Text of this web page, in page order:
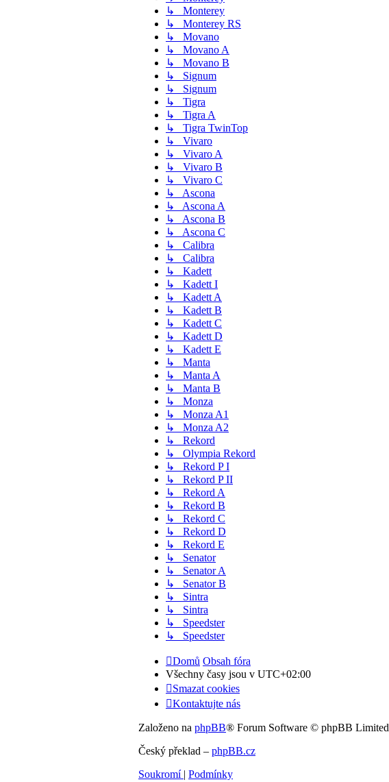
↳ Monterey
↳ Monterey RS
↳ Movano
↳ Movano A
↳ Movano B
↳ Signum
↳ Signum
↳ Tigra
↳ Tigra A
↳ Tigra TwinTop
↳ Vivaro
↳ Vivaro A
↳ Vivaro B
↳ Vivaro C
↳ Ascona
↳ Ascona A
↳ Ascona B
↳ Ascona C
↳ Calibra
↳ Calibra
↳ Kadett
↳ Kadett I
↳ Kadett A
↳ Kadett B
↳ Kadett C
↳ Kadett D
↳ Kadett E
↳ Manta
↳ Manta A
↳ Manta B
↳ Monza
↳ Monza A1
↳ Monza A2
↳ Rekord
↳ Olympia Rekord
↳ Rekord P I
↳ Rekord P II
↳ Rekord A
↳ Rekord B
↳ Rekord C
↳ Rekord D
↳ Rekord E
↳ Senator
↳ Senator A
↳ Senator B
↳ Sintra
↳ Sintra
↳ Speedster
↳ Speedster
Domů Obsah fóra
Všechny časy jsou v UTC+02:00
Smazat cookies
Kontaktujte nás
Založeno na phpBB® Forum Software © phpBB Limited
Český překlad – phpBB.cz
Soukromí | Podmínky